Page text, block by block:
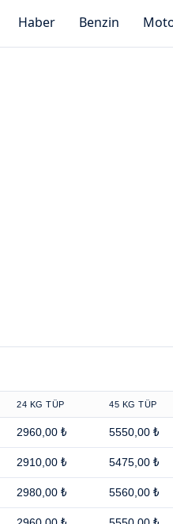
Haber Benzin
24 KG TÜP 45 KG TÜP
2960,00 ₺ 5550,00 ₺
2910,00 ₺ 5475,00 ₺
2980,00 ₺ 5560,00 ₺